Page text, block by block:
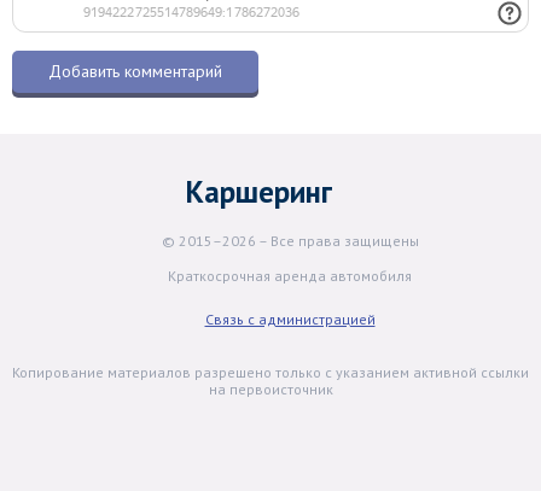
Каршеринг
© 2015–2026 – Все права защищены
Краткосрочная аренда автомобиля
Связь с администрацией
Копирование материалов разрешено только с указанием активной ссылки
на первоисточник